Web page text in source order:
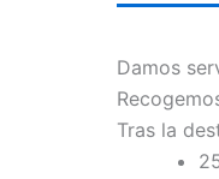
Damos
Tras la